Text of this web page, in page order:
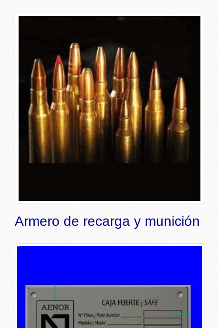
Armero de recarga y munición